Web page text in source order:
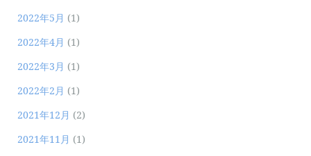
2022年5月 (1)
2022年4月 (1)
2022年3月 (1)
2022年2月 (1)
2021年12月 (2)
2021年11月 (1)